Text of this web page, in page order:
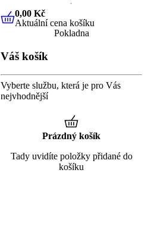
0,00 KčAktuální cena košíku
0,00 Kč
Aktuální cena košíku
Pokladna
Váš košík
Vyberte službu, která je pro Vás
nejvhodnější
Prázdný košík
Tady uvidíte položky přidané do
košíku